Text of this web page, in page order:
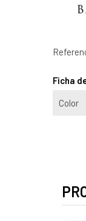
Ficha
Color